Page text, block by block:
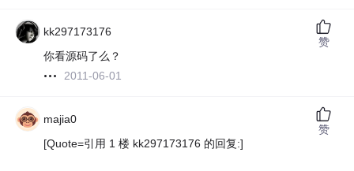
kk297173176
你看源码了么？
2011-06-01
赞
majia0
[Quote=引用 1 楼 kk297173176 的回复:]
赞